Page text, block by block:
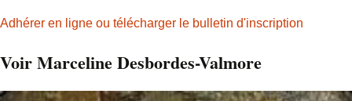
Adhérer en ligne ou télécharger le bulletin d'inscription
Voir Marceline Desbordes-Valmore